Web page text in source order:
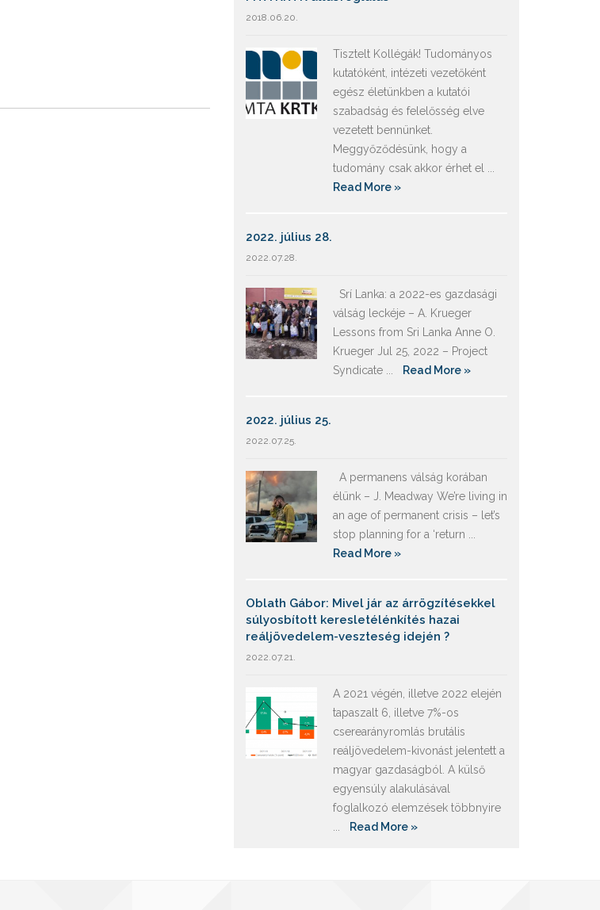
2018.06.20.
Tisztelt Kollégák! Tudományos
kutatóként, intézeti vezetőként
egész életünkben a kutatói
szabadság és felelősség elve
vezetett bennünket.
Meggyőződésünk, hogy a
tudomány csak akkor érhet el ...
Read More »
2022. július 28.
2022.07.28.
Srí Lanka: a 2022-es gazdasági
válság leckéje – A. Krueger
Lessons from Sri Lanka Anne O.
Krueger Jul 25, 2022 – Project
Syndicate ...
Read More »
2022. július 25.
2022.07.25.
A permanens válság korában
élünk – J. Meadway We’re living in
an age of permanent crisis – let’s
stop planning for a ‘return ...
Read More »
Oblath Gábor: Mivel jár az árrögzítésekkel
súlyosbított keresletélénkítés hazai
reáljövedelem-veszteség idején ?
2022.07.21.
A 2021 végén, illetve 2022 elején
tapaszalt 6, illetve 7%-os
cserearányromlás brutális
reáljövedelem-kivonást jelentett a
magyar gazdaságból. A külső
egyensúly alakulásával
foglalkozó elemzések többnyire
Read More »